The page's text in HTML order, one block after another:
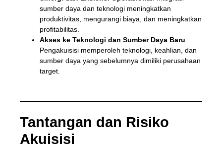
sumber daya dan teknologi meningkatkan
produktivitas, mengurangi biaya, dan meningkatkan
profitabilitas.
Akses ke Teknologi dan Sumber Daya Baru:
Pengakuisisi memperoleh teknologi, keahlian, dan
sumber daya yang sebelumnya dimiliki perusahaan
target.
Tantangan dan Risiko
Akuisisi